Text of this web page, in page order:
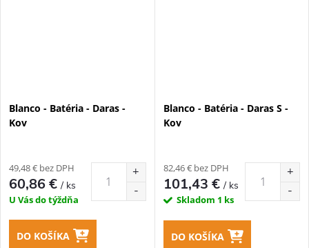
Blanco - Batéria - Daras -
Kov
49,48 € bez DPH
60,86 €/ ks
U Vás do týždňa
DO KOŠÍKA
Blanco - Batéria - Daras S -
Kov
82,46 € bez DPH
101,43 €/ ks
Skladom 1 ks
DO KOŠÍKA